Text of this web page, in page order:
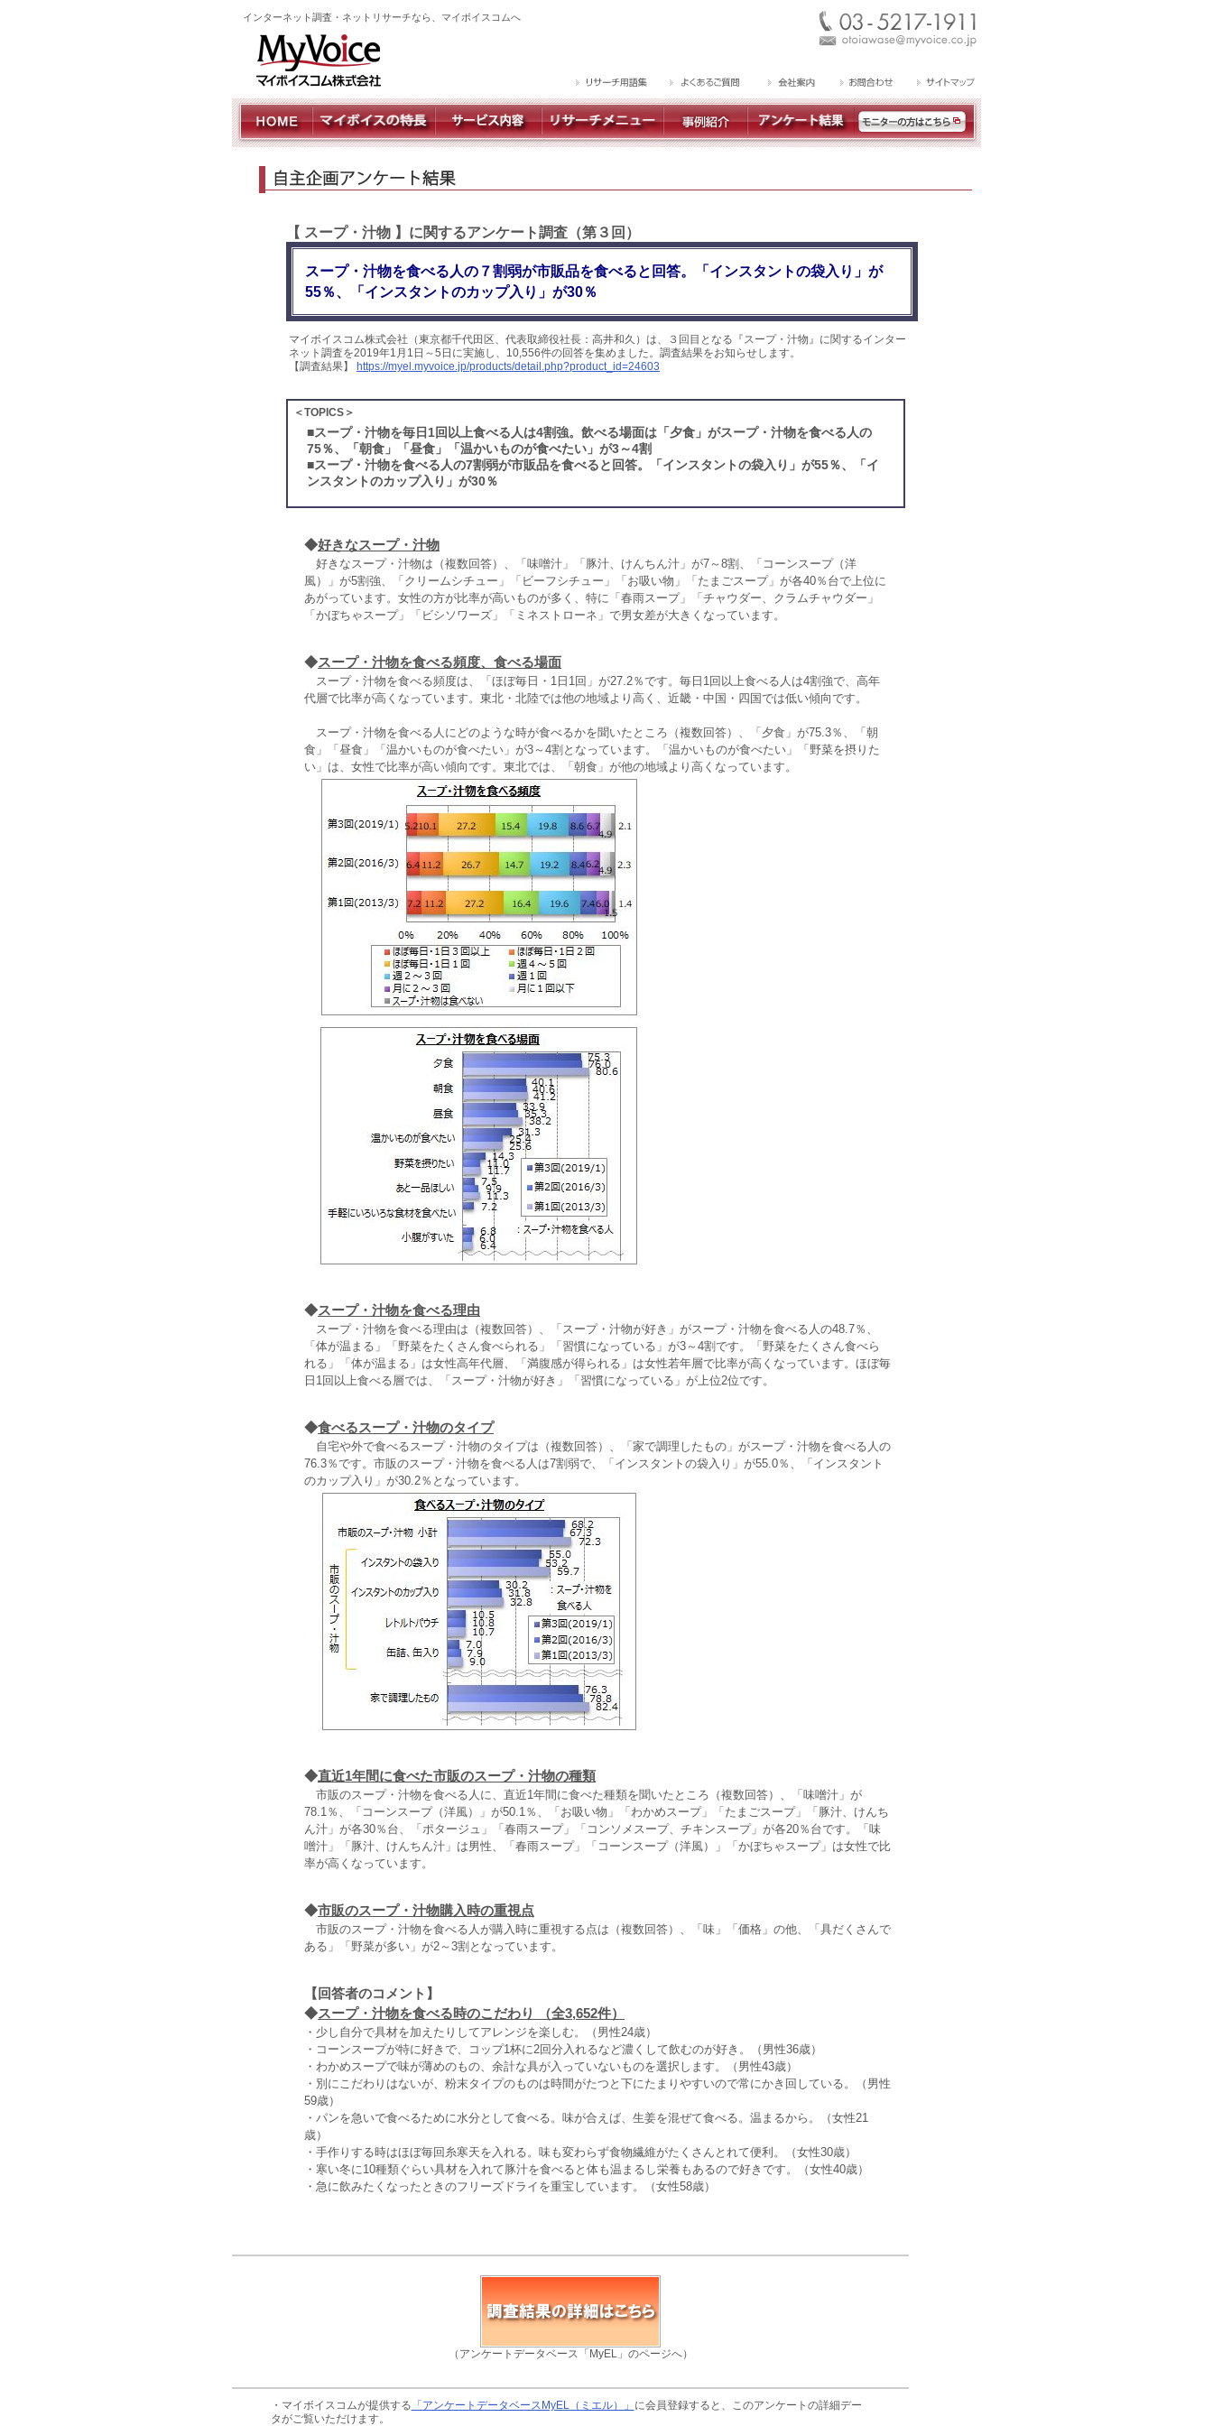
インターネット調査・ネットリサーチなら、マイボイスコムへ
【 スープ・汁物 】に関するアンケート調査（第３回）
スープ・汁物を食べる人の７割弱が市販品を食べると回答。「インスタントの袋入り」が
55％、「インスタントのカップ入り」が30％
マイボイスコム株式会社（東京都千代田区、代表取締役社長：高井和久）は、３回目となる『スープ・汁物』に関するインター
ネット調査を2019年1月1日～5日に実施し、10,556件の回答を集めました。調査結果をお知らせします。
【調査結果】
https://myel.myvoice.jp/products/detail.php?product_id=24603
＜TOPICS＞
■スープ・汁物を毎日1回以上食べる人は4割強。飲べる場面は「夕食」がスープ・汁物を食べる人の
75％、「朝食」「昼食」「温かいものが食べたい」が3～4割
■スープ・汁物を食べる人の7割弱が市販品を食べると回答。「インスタントの袋入り」が55％、「イ
ンスタントのカップ入り」が30％
◆好きなスープ・汁物
好きなスープ・汁物は（複数回答）、「味噌汁」「豚汁、けんちん汁」が7～8割、「コーンスープ（洋
風）」が5割強、「クリームシチュー」「ビーフシチュー」「お吸い物」「たまごスープ」が各40％台で上位に
あがっています。女性の方が比率が高いものが多く、特に「春雨スープ」「チャウダー、クラムチャウダー」
「かぼちゃスープ」「ビシソワーズ」「ミネストローネ」で男女差が大きくなっています。
◆スープ・汁物を食べる頻度、食べる場面
スープ・汁物を食べる頻度は、「ほぼ毎日・1日1回」が27.2％です。毎日1回以上食べる人は4割強で、高年
代層で比率が高くなっています。東北・北陸では他の地域より高く、近畿・中国・四国では低い傾向です。
スープ・汁物を食べる人にどのような時が食べるかを聞いたところ（複数回答）、「夕食」が75.3％、「朝
食」「昼食」「温かいものが食べたい」が3～4割となっています。「温かいものが食べたい」「野菜を摂りた
い」は、女性で比率が高い傾向です。東北では、「朝食」が他の地域より高くなっています。
◆スープ・汁物を食べる理由
スープ・汁物を食べる理由は（複数回答）、「スープ・汁物が好き」がスープ・汁物を食べる人の48.7％、
「体が温まる」「野菜をたくさん食べられる」「習慣になっている」が3～4割です。「野菜をたくさん食べら
れる」「体が温まる」は女性高年代層、「満腹感が得られる」は女性若年層で比率が高くなっています。ほぼ毎
日1回以上食べる層では、「スープ・汁物が好き」「習慣になっている」が上位2位です。
◆食べるスープ・汁物のタイプ
自宅や外で食べるスープ・汁物のタイプは（複数回答）、「家で調理したもの」がスープ・汁物を食べる人の
76.3％です。市販のスープ・汁物を食べる人は7割弱で、「インスタントの袋入り」が55.0％、「インスタント
のカップ入り」が30.2％となっています。
◆直近1年間に食べた市販のスープ・汁物の種類
市販のスープ・汁物を食べる人に、直近1年間に食べた種類を聞いたところ（複数回答）、「味噌汁」が
78.1％、「コーンスープ（洋風）」が50.1％、「お吸い物」「わかめスープ」「たまごスープ」「豚汁、けんち
ん汁」が各30％台、「ポタージュ」「春雨スープ」「コンソメスープ、チキンスープ」が各20％台です。「味
噌汁」「豚汁、けんちん汁」は男性、「春雨スープ」「コーンスープ（洋風）」「かぼちゃスープ」は女性で比
率が高くなっています。
◆市販のスープ・汁物購入時の重視点
市販のスープ・汁物を食べる人が購入時に重視する点は（複数回答）、「味」「価格」の他、「具だくさんで
ある」「野菜が多い」が2～3割となっています。
【回答者のコメント】
◆スープ・汁物を食べる時のこだわり （全3,652件）
・少し自分で具材を加えたりしてアレンジを楽しむ。（男性24歳）
・コーンスープが特に好きで、コップ1杯に2回分入れるなど濃くして飲むのが好き。（男性36歳）
・わかめスープで味が薄めのもの、余計な具が入っていないものを選択します。（男性43歳）
・別にこだわりはないが、粉末タイプのものは時間がたつと下にたまりやすいので常にかき回している。（男性
59歳）
・パンを急いで食べるために水分として食べる。味が合えば、生姜を混ぜて食べる。温まるから。（女性21
歳）
・手作りする時はほぼ毎回糸寒天を入れる。味も変わらず食物繊維がたくさんとれて便利。（女性30歳）
・寒い冬に10種類ぐらい具材を入れて豚汁を食べると体も温まるし栄養もあるので好きです。（女性40歳）
・急に飲みたくなったときのフリーズドライを重宝しています。（女性58歳）
（アンケートデータベース「MyEL」のページへ）
・マイボイスコムが提供する 「アンケートデータベースMyEL（ミエル）」 に会員登録すると、このアンケートの詳細デー
タがご覧いただけます。